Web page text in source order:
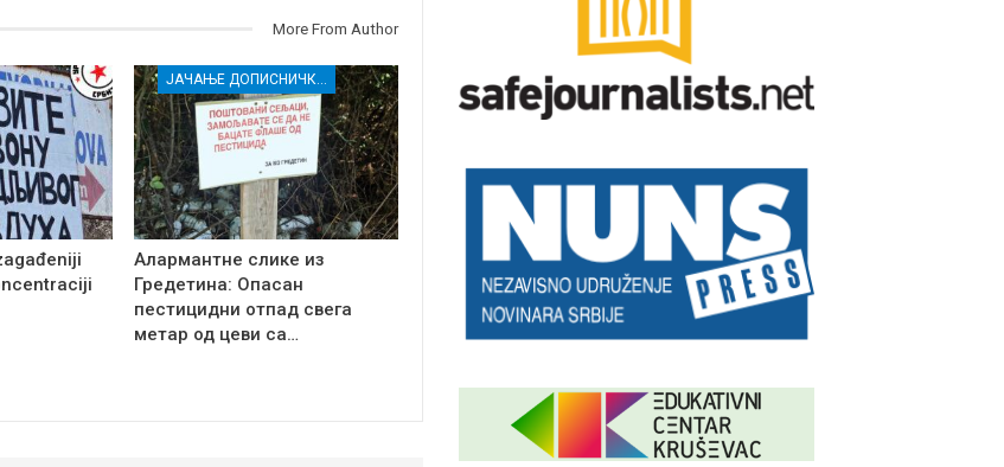
More From Author
ЈАЧАЊЕ ДОПИСНИЧКЕ МРЕЖЕ НЕЗАВИСНИХ МЕДИЈА У РАСИНСКОМ ОКРУГУ
Алармантне слике из
Гредетина: Опасан
пестицидни отпад свега
метар од цеви са…